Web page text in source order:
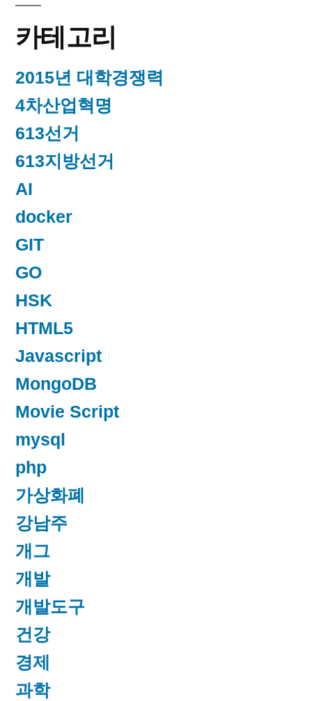
카테고리
2015년 대학경쟁력
4차산업혁명
613선거
613지방선거
AI
docker
GIT
GO
HSK
HTML5
Javascript
MongoDB
Movie Script
mysql
php
가상화폐
강남주
개그
개발
개발도구
건강
경제
과학